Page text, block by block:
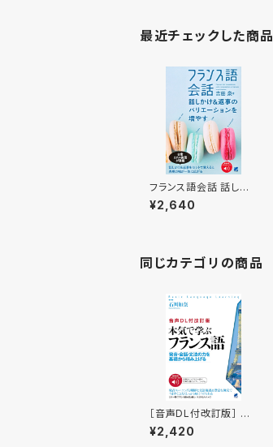
最近チェックした商品
フランス語会話 話しか
け＆返事のバリエーショ
ンを増やす ［音声DL
¥2,640
同じカテゴリの商品
［音声DL付改訂版］ 本
気で学ぶフランス語
¥2,420